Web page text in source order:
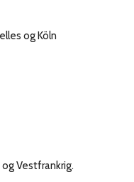
og Köln
Vestfrankrig.